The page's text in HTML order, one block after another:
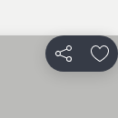
Partilhar